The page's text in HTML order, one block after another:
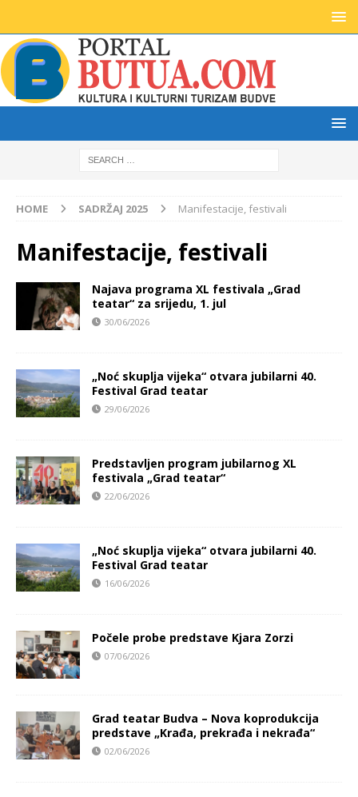
HOME SADRŽAJ 2025 Manifestacije, festivali
Manifestacije, festivali
Najava programa XL festivala „Grad
teatar“ za srijedu, 1. jul
30/06/2026
„Noć skuplja vijeka“ otvara jubilarni 40.
Festival Grad teatar
29/06/2026
Predstavljen program jubilarnog XL
festivala „Grad teatar“
22/06/2026
„Noć skuplja vijeka“ otvara jubilarni 40.
Festival Grad teatar
16/06/2026
Počele probe predstave Kjara Zorzi
07/06/2026
Grad teatar Budva – Nova koprodukcija
predstave „Krađa, prekrađa i nekrađa“
02/06/2026